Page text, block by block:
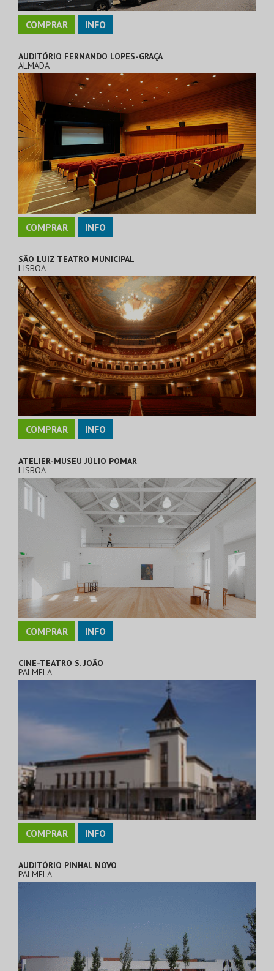
COMPRAR INFO
AUDITÓRIO FERNANDO LOPES-GRAÇA
ALMADA
COMPRAR INFO
SÃO LUIZ TEATRO MUNICIPAL
LISBOA
COMPRAR INFO
ATELIER-MUSEU JÚLIO POMAR
LISBOA
COMPRAR INFO
CINE-TEATRO S. JOÃO
PALMELA
COMPRAR INFO
AUDITÓRIO PINHAL NOVO
PALMELA